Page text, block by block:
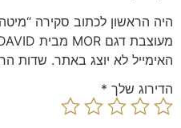
היה הראשון לכתוב סקירה
מעוצבת דגם MOR מבית CAMP DAVID”
האימייל לא יוצג באתר. שדות
הדירוג שלך *